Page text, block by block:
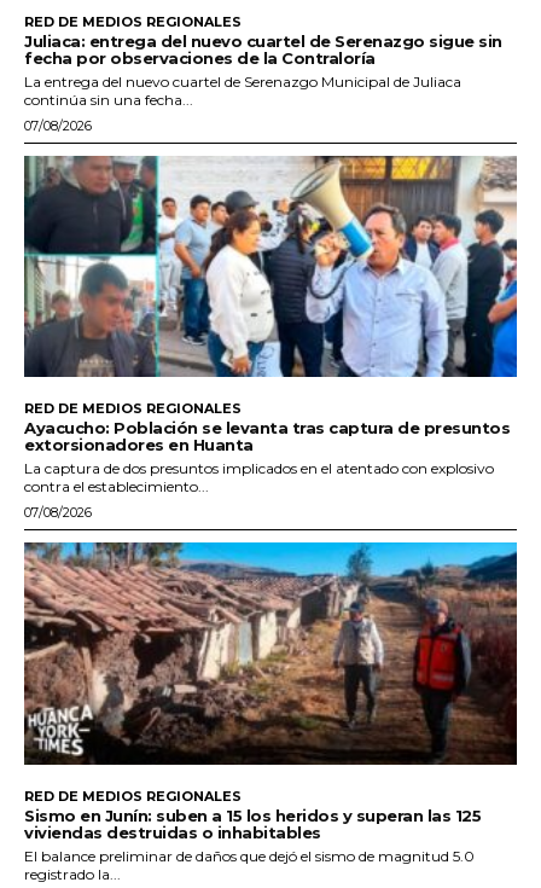
RED DE MEDIOS REGIONALES
Juliaca: entrega del nuevo cuartel de Serenazgo sigue sin
fecha por observaciones de la Contraloría
La entrega del nuevo cuartel de Serenazgo Municipal de Juliaca
continúa sin una fecha...
07/08/2026
RED DE MEDIOS REGIONALES
Ayacucho: Población se levanta tras captura de presuntos
extorsionadores en Huanta
La captura de dos presuntos implicados en el atentado con explosivo
contra el establecimiento...
07/08/2026
RED DE MEDIOS REGIONALES
Sismo en Junín: suben a 15 los heridos y superan las 125
viviendas destruidas o inhabitables
El balance preliminar de daños que dejó el sismo de magnitud 5.0
registrado la...